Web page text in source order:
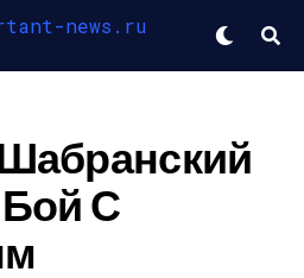
С